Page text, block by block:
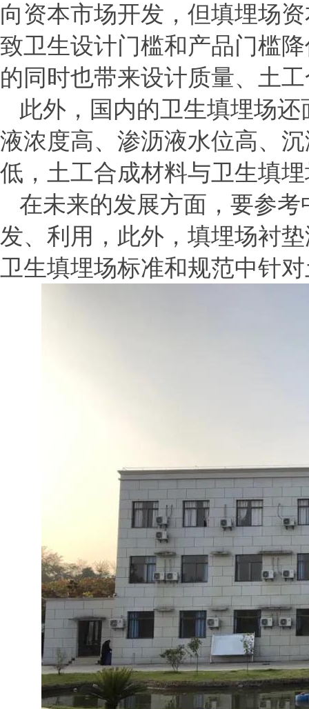
向资本市场开发，但填埋场
致卫生设计门槛和产品门槛
的同时也带来设计质量、土
此外，国内的卫生填埋场
液浓度高、渗沥液水位高、
低，土工合成材料与卫生填
在未来的发展方面，要参
发、利用，此外，填埋场衬
卫生填埋场标准和规范中针